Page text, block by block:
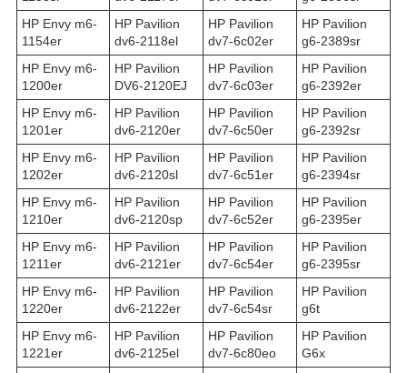
HP Envy m6-
1154er
HP Pavilion
dv6-2118el
HP Pavilion
dv7-6c02er
HP Pavilion
g6-2389sr
HP Envy m6-
1200er
HP Pavilion
DV6-2120EJ
HP Pavilion
dv7-6c03er
HP Pavilion
g6-2392er
HP Envy m6-
1201er
HP Pavilion
dv6-2120er
HP Pavilion
dv7-6c50er
HP Pavilion
g6-2392sr
HP Envy m6-
1202er
HP Pavilion
dv6-2120sl
HP Pavilion
dv7-6c51er
HP Pavilion
g6-2394sr
HP Envy m6-
1210er
HP Pavilion
dv6-2120sp
HP Pavilion
dv7-6c52er
HP Pavilion
g6-2395er
HP Envy m6-
1211er
HP Pavilion
dv6-2121er
HP Pavilion
dv7-6c54er
HP Pavilion
g6-2395sr
HP Envy m6-
1220er
HP Pavilion
dv6-2122er
HP Pavilion
dv7-6c54sr
HP Pavilion
g6t
HP Envy m6-
1221er
HP Pavilion
dv6-2125el
HP Pavilion
dv7-6c80eo
HP Pavilion
G6x